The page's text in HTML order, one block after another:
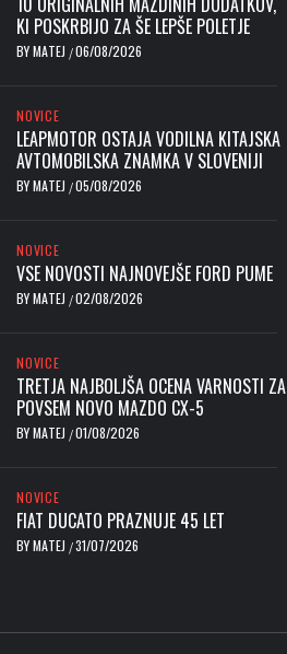
KI POSKRBIJO ZA ŠE LEPŠE POLETJE
BYMATEJ /06/08/2026
NOVICE
LEAPMOTOR OSTAJA VODILNA KITAJSKA
AVTOMOBILSKA ZNAMKA V SLOVENIJI
BYMATEJ /05/08/2026
NOVICE
VSE NOVOSTI NAJNOVEJŠE FORD PUME
BYMATEJ /02/08/2026
NOVICE
TRETJA NAJBOLJŠA OCENA VARNOSTI ZA
POVSEM NOVO MAZDO CX-5
BYMATEJ /01/08/2026
NOVICE
FIAT DUCATO PRAZNUJE 45 LET
BYMATEJ /31/07/2026